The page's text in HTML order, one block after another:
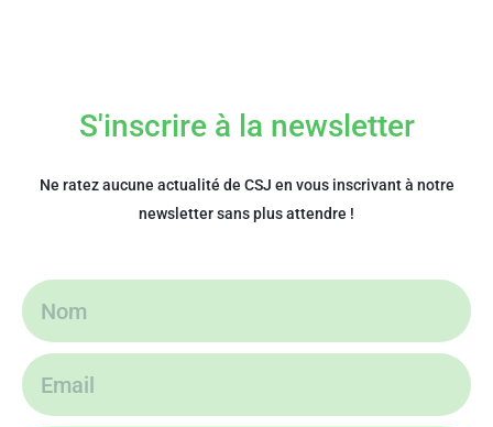
S'inscrire à la newsletter
Ne ratez aucune actualité de CSJ en vous inscrivant à notre
newsletter sans plus attendre !